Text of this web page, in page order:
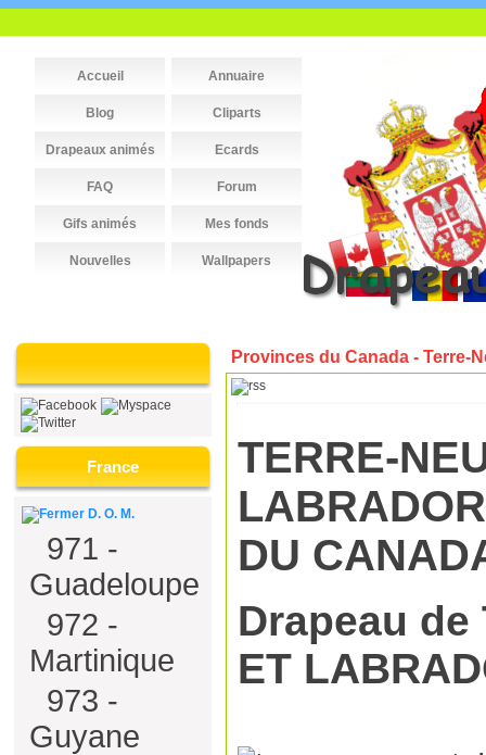
Accueil Annuaire
Blog Cliparts
Drapeaux animés Ecards
FAQ Forum
Gifs animés Mes fonds
Nouvelles Wallpapers
France
D. O. M.
971 -
Guadeloupe
972 -
Martinique
973 -
Guyane
Provinces du Canada - Terre-
TERRE-
DU
Drapeau de
ET